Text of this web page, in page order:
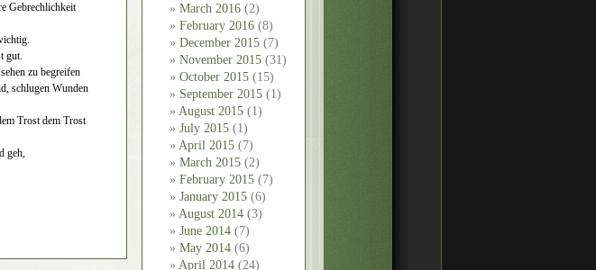
March 2016 (2)
February 2016 (8)
December 2015 (7)
November 2015 (31)
October 2015 (15)
September 2015 (1)
August 2015 (1)
July 2015 (1)
April 2015 (7)
March 2015 (2)
February 2015 (7)
January 2015 (6)
August 2014 (3)
June 2014 (7)
May 2014 (6)
April 2014 (24)
Gebrechlichkeit
gut.
zu begreifen
schlugen Wunden
Trost dem Trost
geh,